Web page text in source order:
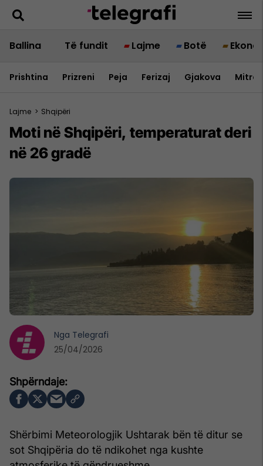
Ballina Të fundit Lajme Botë
Prishtina Prizreni Peja Ferizaj Gjakova
Lajme > Shqipëri
Moti në Shqipëri, temperaturat deri
në 26 gradë
Shërbimi Meteorologjik Ushtarak bën të ditur se
sot Shqipëria do të ndikohet nga kushte
Nga Telegrafi
25/04/2026